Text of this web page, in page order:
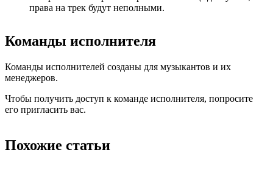
права на трек будут неполными.
Команды исполнителя
Команды исполнителей созданы для музыкантов и их
менеджеров.
Чтобы получить доступ к команде исполнителя, попросите
его пригласить вас.
Похожие статьи